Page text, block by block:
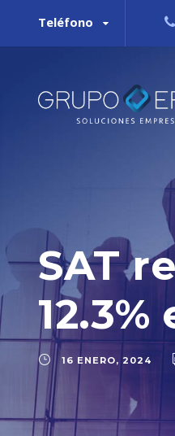
Teléfono
SAT
16 ENERO, 2024